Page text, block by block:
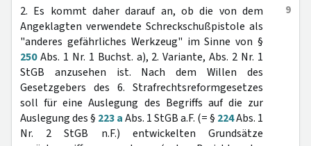
9
2. Es kommt daher darauf an, ob die von dem
Angeklagten verwendete Schreckschußpistole als
"anderes gefährliches Werkzeug" im Sinne von §
250Abs. 1 Nr. 1 Buchst. a), 2. Variante, Abs. 2 Nr. 1
StGB anzusehen ist. Nach dem Willen des
Gesetzgebers des 6. Strafrechtsreformgesetzes
soll für eine Auslegung des Begriffs auf die zur
Auslegung des § 223 aAbs. 1 StGB a.F. (= § 224Abs. 1
Nr. 2 StGB n.F.) entwickelten Grundsätze